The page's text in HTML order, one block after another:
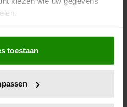
ook graag:
over uw geografische
meter nauwkeurig kan zijn
eigenschappen (fingerprinting)
toestaan